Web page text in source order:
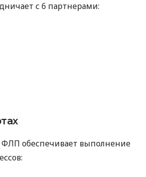
с 6 партнерами:
ФЛП обеспечивает выполнение